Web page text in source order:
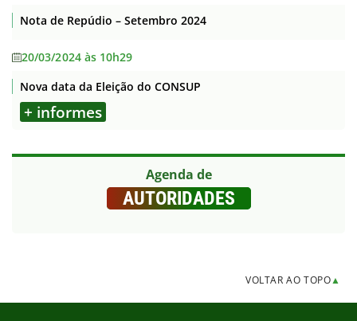
Nota de Repúdio – Setembro 2024
20/03/2024 às 10h29
Nova data da Eleição do CONSUP
+ informes
Agenda de
AUTORIDADES
VOLTAR AO TOPO▲